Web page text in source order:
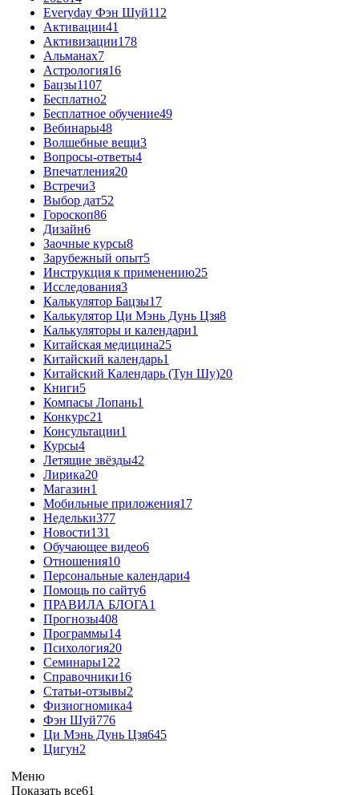
Everyday Фэн Шуй112
Активации41
Активизации178
Альманах7
Астрология16
Бацзы1107
Бесплатно2
Бесплатное обучение49
Вебинары48
Волшебные вещи3
Вопросы-ответы4
Впечатления20
Встречи3
Выбор дат52
Гороскоп86
Дизайн6
Заочные курсы8
Зарубежный опыт5
Инструкция к применению25
Исследования3
Калькулятор Бацзы17
Калькулятор Ци Мэнь Дунь Цзя8
Калькуляторы и календари1
Китайская медицина25
Китайский календарь1
Китайский Календарь (Тун Шу)20
Книги5
Компасы Лопань1
Конкурс21
Консультации1
Курсы4
Летящие звёзды42
Лирика20
Магазин1
Мобильные приложения17
Недельки377
Новости131
Обучающее видео6
Отношения10
Персональные календари4
Помощь по сайту6
ПРАВИЛА БЛОГА1
Прогнозы408
Программы14
Психология20
Семинары122
Справочники16
Статьи-отзывы2
Физиогномика4
Фэн Шуй776
Ци Мэнь Дунь Цзя645
Цигун2
Меню
Показать все61